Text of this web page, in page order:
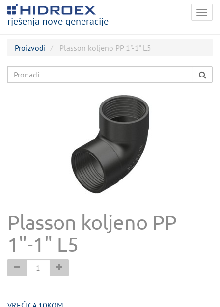
rješenja nove generacije
Proizvodi Plasson koljeno PP 1"-1" L5
Plasson koljeno PP
1"-1" L5
VREĆICA 10KOM